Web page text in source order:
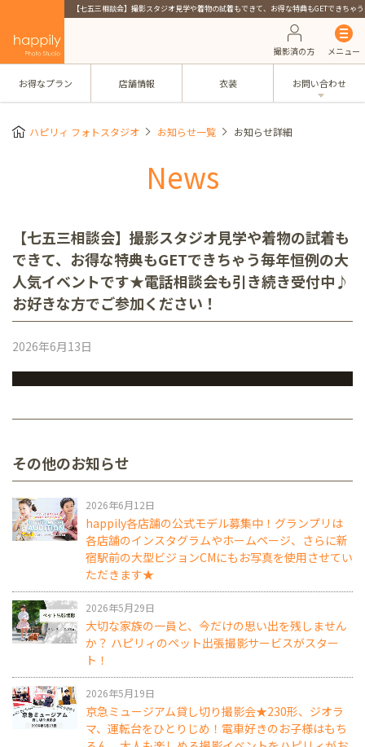
【七五三相談会】撮影スタジオ見学や着物の試着もできて、お得な特典もGETできち
撮影済の方 メニュー
お得なプラン 店舗情報 衣装 お問い合わせ
ハピリィ フォトスタジオ お知らせ一覧 お知らせ詳細
News
【七五三相談会】撮影スタジオ見学や着物の試着も
できて、お得な特典もGETできちゃう毎年恒例の大
人気イベントです★電話相談会も引き続き受付中♪
お好きな方でご参加ください！
2026年6月13日
その他のお知らせ
2026年6月12日
happily各店舗の公式モデル募集中！グランプリは
各店舗のインスタグラムやホームページ、さらに新
宿駅前の大型ビジョンCMにもお写真を使用させてい
ただきます★
2026年5月29日
大切な家族の一員と、今だけの思い出を残しません
か？ ハピリィのペット出張撮影サービスがスター
ト！
2026年5月19日
京急ミュージアム貸し切り撮影会★230形、ジオラ
マ、運転台をひとりじめ！電車好きのお子様はもち